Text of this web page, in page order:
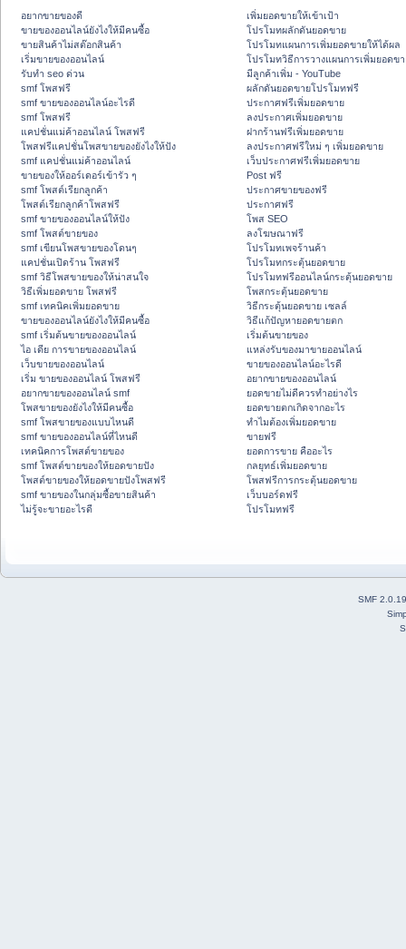
อยากขายของดี
ขายของออนไลน์ยังไงให้มีคนซื้อ
ขายสินค้าไม่สต๊อกสินค้า
เริ่มขายของออนไลน์
รับทำ seo ด่วน
smf โพสฟรี
smf ขายของออนไลน์อะไรดี
smf โพสฟรี
แคปชั่นแม่ค้าออนไลน์ โพสฟรี
โพสฟรีแคปชั่นโพสขายของยังไงให้ปัง
smf แคปชั่นแม่ค้าออนไลน์
ขายของให้ออร์เดอร์เข้ารัว ๆ
smf โพสต์เรียกลูกค้า
โพสต์เรียกลูกค้าโพสฟรี
smf ขายของออนไลน์ให้ปัง
smf โพสต์ขายของ
smf เขียนโพสขายของโดนๆ
แคปชั่นเปิดร้าน โพสฟรี
smf วิธีโพสขายของให้น่าสนใจ
วิธีเพิ่มยอดขาย โพสฟรี
smf เทคนิคเพิ่มยอดขาย
ขายของออนไลน์ยังไงให้มีคนซื้อ
smf เริ่มต้นขายของออนไลน์
ไอ เดีย การขายของออนไลน์
เว็บขายของออนไลน์
เริ่ม ขายของออนไลน์ โพสฟรี
อยากขายของออนไลน์ smf
โพสขายของยังไงให้มีคนซื้อ
smf โพสขายของแบบไหนดี
smf ขายของออนไลน์ที่ไหนดี
เทคนิคการโพสต์ขายของ
smf โพสต์ขายของให้ยอดขายปัง
โพสต์ขายของให้ยอดขายปังโพสฟรี
smf ขายของในกลุ่มซื้อขายสินค้า
ไม่รู้จะขายอะไรดี
เพิ่มยอดขายให้เข้าเป้า
โปรโมทผลักดันยอดขาย
โปรโมทแผนการเพิ่มยอดขายให้ได้ผล
โปรโมทวิธีการวางแผนการเพิ่มยอดข
มีลูกค้าเพิ่ม - YouTube
ผลักดันยอดขายโปรโมทฟรี
ประกาศฟรีเพิ่มยอดขาย
ลงประกาศเพิ่มยอดขาย
ฝากร้านฟรีเพิ่มยอดขาย
ลงประกาศฟรีใหม่ ๆ เพิ่มยอดขาย
เว็บประกาศฟรีเพิ่มยอดขาย
Post ฟรี
ประกาศขายของฟรี
ประกาศฟรี
โพส SEO
ลงโฆษณาฟรี
โปรโมทเพจร้านค้า
โปรโมทกระตุ้นยอดขาย
โปรโมทฟรีออนไลน์กระตุ้นยอดขาย
โพสกระตุ้นยอดขาย
วิธีกระตุ้นยอดขาย เซลล์
วิธีแก้ปัญหายอดขายตก
เริ่มต้นขายของ
แหล่งรับของมาขายออนไลน์
ขายของออนไลน์อะไรดี
อยากขายของออนไลน์
ยอดขายไม่ดีควรทำอย่างไร
ยอดขายตกเกิดจากอะไร
ทำไมต้องเพิ่มยอดขาย
ขายฟรี
ยอดการขาย คืออะไร
กลยุทธ์เพิ่มยอดขาย
โพสฟรีการกระตุ้นยอดขาย
เว็บบอร์ดฟรี
โปรโมทฟรี
SMF 2.0.19